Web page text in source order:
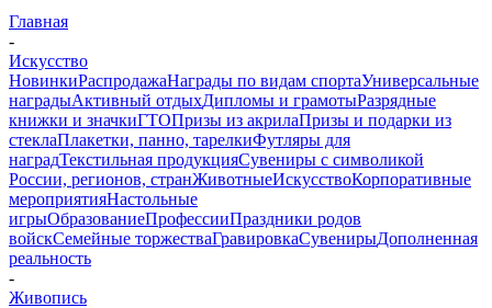
Главная
-
Искусство
НовинкиРаспродажаНаграды по видам спортаУниверсальные
наградыАктивный отдыхДипломы и грамотыРазрядные
книжки и значкиГТОПризы из акрилаПризы и подарки из
стеклаПлакетки, панно, тарелкиФутляры для
наградТекстильная продукцияСувениры с символикой
России, регионов, странЖивотныеИскусствоКорпоративные
мероприятияНастольные
игрыОбразованиеПрофессииПраздники родов
войскСемейные торжестваГравировкаСувенирыДополненная
реальность
-
Живопись